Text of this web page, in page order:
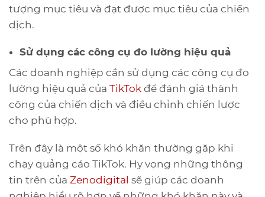
tượng mục tiêu và đạt được mục tiêu của chiến
dịch.
Sử dụng các công cụ đo lường hiệu quả
Các doanh nghiệp cần sử dụng các công cụ đo
lường hiệu quả của TikTok để đánh giá thành
công của chiến dịch và điều chỉnh chiến lược
cho phù hợp.
Trên đây là một số khó khăn thường gặp khi
chạy quảng cáo TikTok. Hy vọng những thông
tin trên của Zenodigital sẽ giúp các doanh